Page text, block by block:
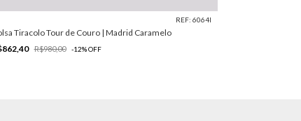
REF: 6064I
Tiracolo Tour de Couro | Madrid Caramelo
R$980,00 -12%OFF